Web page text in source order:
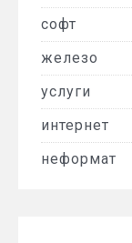
софт
железо
услуги
интернет
неформат